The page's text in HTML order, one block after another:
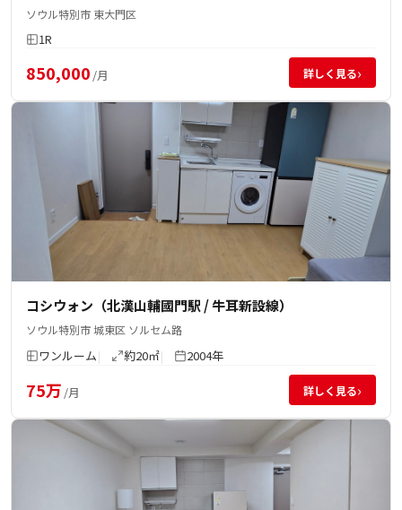
ソウル特別市 東大門区
1R
850,000 /月 詳しく見る›
コシウォン（北漢山輔國門駅 / 牛耳新設線）
ソウル特別市 城東区 ソルセム路
ワンルーム 約20㎡ 2004年
75万 /月 詳しく見る›